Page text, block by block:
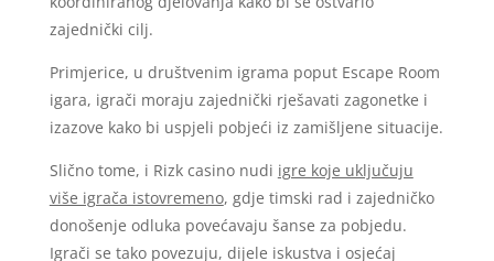
zajednički cilj.
Primjerice, u društvenim igrama poput Escape Room
igara, igrači moraju zajednički rješavati zagonetke i
izazove kako bi uspjeli pobjeći iz zamišljene situacije.
Slično tome, i Rizk casino nudi igre koje uključuju
više igrača istovremeno, gdje timski rad i zajedničko
donošenje odluka povećavaju šanse za pobjedu.
Igrači se tako povezuju, dijele iskustva i osjećaj